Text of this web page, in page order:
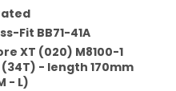
Fit BB71-41A
XT (020) M8100-1
- length 170mm
- L)